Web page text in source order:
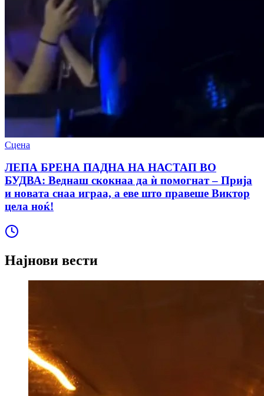
Сцена
ЛЕПА БРЕНА ПАДНА НА НАСТАП ВО
БУДВА: Веднаш скокнаа да ѝ помогнат – Прија
и новата снаа играа, а еве што правеше Виктор
цела ноќ!
Најнови вести